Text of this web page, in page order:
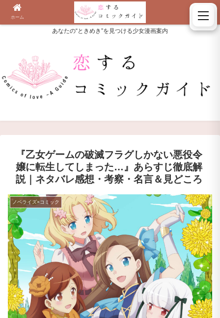
あなたの“ときめき”を見つける少女漫画案内
『乙女ゲームの破滅フラグしかない悪役令
嬢に転生してしまった…』あらすじ徹底解
説｜ネタバレ感想・考察・名言＆見どころ
ノベライズ×コミック
ホーム 検索